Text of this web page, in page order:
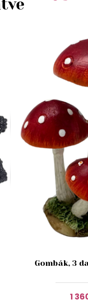
Gombák, 3
1